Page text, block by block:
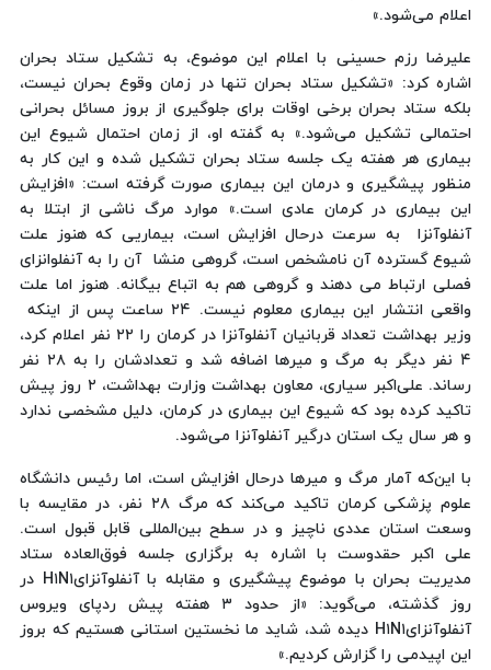
اعلام می‌شود.»
علیرضا رزم حسینی با اعلام این موضوع، به تشکیل ستاد بحران
اشاره کرد: «تشکیل ستاد بحران تنها در زمان وقوع بحران نیست،
بلکه ستاد بحران برخی اوقات برای جلوگیری از بروز مسائل بحرانی
احتمالی تشکیل می‌شود.» به گفته او، از زمان احتمال شیوع این
بیماری هر هفته یک جلسه ستاد بحران تشکیل شده و این کار به
منظور پیشگیری و درمان این بیماری صورت گرفته است: «افزایش
این بیماری در کرمان عادی است.» موارد مرگ ناشی از ابتلا به
آنفلوآنزا به سرعت درحال افزایش است، بیماریی که هنوز علت
شیوع گسترده آن نامشخص است، گروهی منشا آن را به آنفلوانزای
فصلی ارتباط می دهند و گروهی هم به اتباع بیگانه. هنوز اما علت
واقعی انتشار این بیماری معلوم نیست. ٢٤ ساعت پس از اینکه
وزیر بهداشت تعداد قربانیان آنفلوآنزا در کرمان را ٢٢ نفر اعلام کرد،
٤ نفر دیگر به مرگ و میرها اضافه شد و تعدادشان را به ٢٨ نفر
رساند. علی‌اکبر سیاری، معاون بهداشت وزارت بهداشت، ٢ روز پیش
تاکید کرده بود که شیوع این بیماری در کرمان، دلیل مشخصی ندارد
و هر سال یک استان درگیر آنفلوآنزا می‌شود.
با این‌که آمار مرگ و میرها درحال افزایش است، اما رئیس دانشگاه
علوم پزشکی کرمان تاکید می‌کند که مرگ ٢٨ نفر، در مقایسه با
وسعت استان عددی ناچیز و در سطح بین‌المللی قابل قبول است.
علی اکبر حقدوست با اشاره به برگزاری جلسه فوق‌العاده ستاد
مدیریت بحران با موضوع پیشگیری و مقابله با آنفلوآنزایH١N١ در
روز گذشته، می‌گوید: «از حدود ٣ هفته پیش ردپای ویروس
آنفلوآنزایH١N١ دیده شد، شاید ما نخستین استانی هستیم که بروز
این اپیدمی را گزارش کردیم.»